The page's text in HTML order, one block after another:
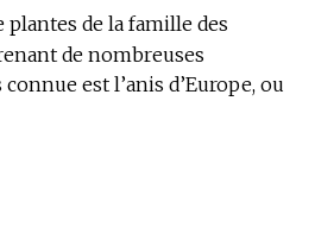
plantes de la famille des
de nombreuses
est l’anis d’Europe, ou